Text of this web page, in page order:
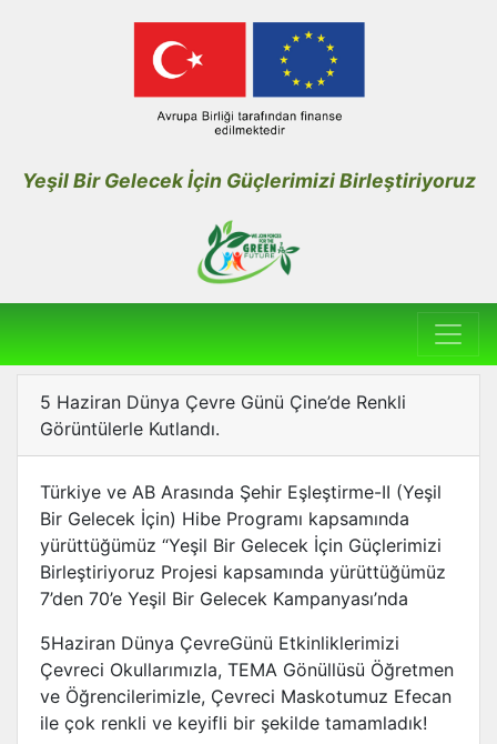
Yeşil Bir Gelecek İçin Güçlerimizi Birleştiriyoruz
5 Haziran Dünya Çevre Günü Çine’de Renkli
Görüntülerle Kutlandı.
Türkiye ve AB Arasında Şehir Eşleştirme-II (Yeşil
Bir Gelecek İçin) Hibe Programı kapsamında
yürüttüğümüz “Yeşil Bir Gelecek İçin Güçlerimizi
Birleştiriyoruz Projesi kapsamında yürüttüğümüz
7’den 70’e Yeşil Bir Gelecek Kampanyası’nda
5Haziran Dünya ÇevreGünü Etkinliklerimizi
Çevreci Okullarımızla, TEMA Gönüllüsü Öğretmen
ve Öğrencilerimizle, Çevreci Maskotumuz Efecan
ile çok renkli ve keyifli bir şekilde tamamladık!